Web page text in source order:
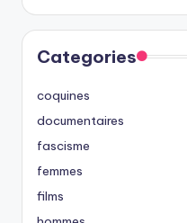
Categories
coquines
documentaires
fascisme
femmes
films